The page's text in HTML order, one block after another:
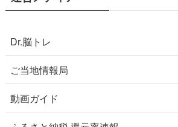
Dr.脳トレ
ご当地情報局
動画ガイド